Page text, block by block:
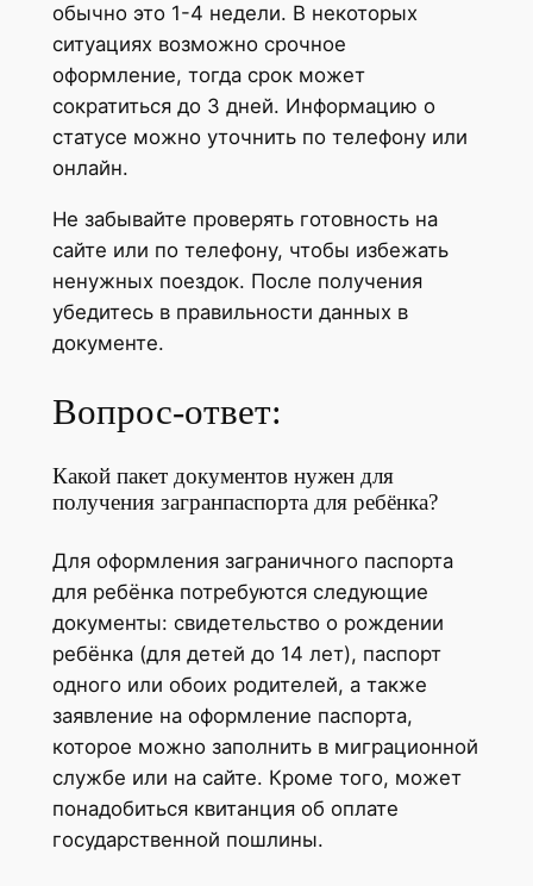
обычно это 1-4 недели. В некоторых
ситуациях возможно срочное
оформление, тогда срок может
сократиться до 3 дней. Информацию о
статусе можно уточнить по телефону или
онлайн.
Не забывайте проверять готовность на
сайте или по телефону, чтобы избежать
ненужных поездок. После получения
убедитесь в правильности данных в
документе.
Вопрос-ответ:
Какой пакет документов нужен для
получения загранпаспорта для ребёнка?
Для оформления заграничного паспорта
для ребёнка потребуются следующие
документы: свидетельство о рождении
ребёнка (для детей до 14 лет), паспорт
одного или обоих родителей, а также
заявление на оформление паспорта,
которое можно заполнить в миграционной
службе или на сайте. Кроме того, может
понадобиться квитанция об оплате
государственной пошлины.